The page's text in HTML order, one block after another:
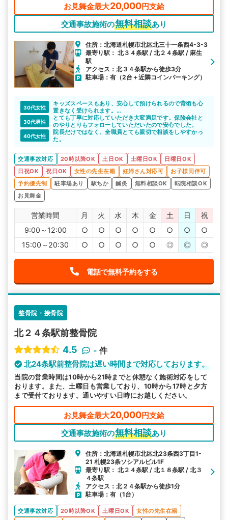
お見舞金最大20,000円支給
交通事故施術の無料相談あり
住所：北海道札幌市北区北三十一条西4-3-3
最寄り駅： 北３４条駅 / 北２４条駅 / 麻生
駅
アクセス：北３４条駅から徒歩3分
駐車場：有（2台＋近隣コインパーキング）
30代女性
キッズスペースもあり、安心して預けられるので背術も心
置きなく受けられます。
都合の良い時間帯の予約や親身になってくれるところが良
いです！
30代男性
とても丁寧に対応していただき大変満足です。保険会社と
のやりとりもフォローしていただいたので安心でした。
40代女性
院長だけではなく、全職員とても親切で相談をしやすかっ
た。
交通事故対応 20時以降OK 土日OK 土曜日OK
日曜日OK
日祝OK
祝日OK 女性の先生在籍 妊婦さん対応可
お子様同伴可
予約優先制
駐車場あり 駅ちか 鍼灸 無料相談OK
転院相談OK
お見舞金
営業時間 月 火 水 木 金 土 日
祝
9:00～12:00
○ ○ ○ ○ ○ ○ ○
○
15:00～20:30
○ ○ ○ ○ ○ ◎ ◎ ◎
電話で無料予約をする
整骨院・接骨院
北２４条駅前整骨院
4.5
- 件
北24条駅前整骨院は遅い時間まで対応しております。
当院の営業時間は10時から21時までと休憩なく施術対応をして
おります。また、土曜日も営業しており、10時から17時と夕方
まで受付ております。通いやすい日時にお越しください。
お見舞金最大20,000円支給
交通事故施術の無料相談あり
住所：北海道札幌市北区北23条西3丁目1-
21 札幌23条ソシアルビル1F
最寄り駅： 北２４条駅 / 北１８条駅 / 北３
４条駅
アクセス：北２４条駅から徒歩1分
駐車場：有（1台）
交通事故対応 20時以降OK 土曜日OK
女性の先生在籍